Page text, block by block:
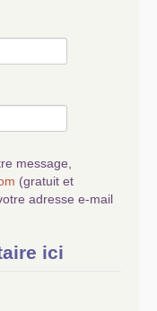
message,
(gratuit et
adresse e-mail
ici